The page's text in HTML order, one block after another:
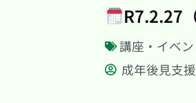
R7.2.27
講座・イベン
成年後見支